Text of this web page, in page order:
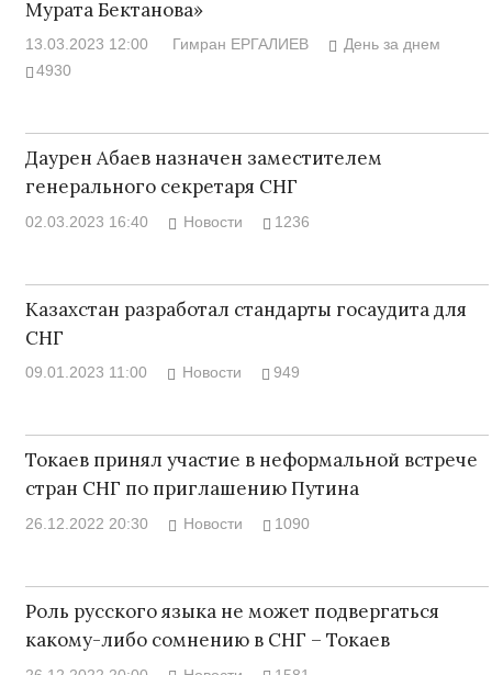
Мурата Бектанова»
13.03.2023 12:00 Гимран ЕРГАЛИЕВ
День за днем
4930
Даурен Абаев назначен заместителем
генерального секретаря СНГ
02.03.2023 16:40 Новости 1236
Казахстан разработал стандарты госаудита для
СНГ
09.01.2023 11:00 Новости 949
Токаев принял участие в неформальной встрече
стран СНГ по приглашению Путина
26.12.2022 20:30 Новости 1090
Роль русского языка не может подвергаться
какому-либо сомнению в СНГ – Токаев